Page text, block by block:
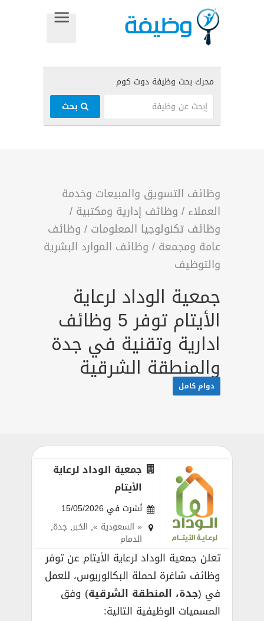
وظائف التسويق والمبيعات وخدمة
العملاء / وظائف إدارية ومكتبية /
وظائف تكنولوجيا المعلومات / وظائف
عامة ومجمعة / وظائف الموارد البشرية
والتوظيف
جمعية الوداد لرعاية
الأيتام توفر 5 وظائف
ادارية وتقنية في جدة
والمنطقة الشرقية
دوام كامل
جمعية الوداد لرعاية
الأيتام
نُشرت في 15/05/2026
« السعودية », الخبر,جدة,
الدمام
تعلن جمعية الوداد لرعاية الأيتام عن توفر
وظائف شاغرة لحملة البكالوريوس، للعمل
في (جدة، المنطقة الشرقية) وفق
المسميات الوظيفية التالية: